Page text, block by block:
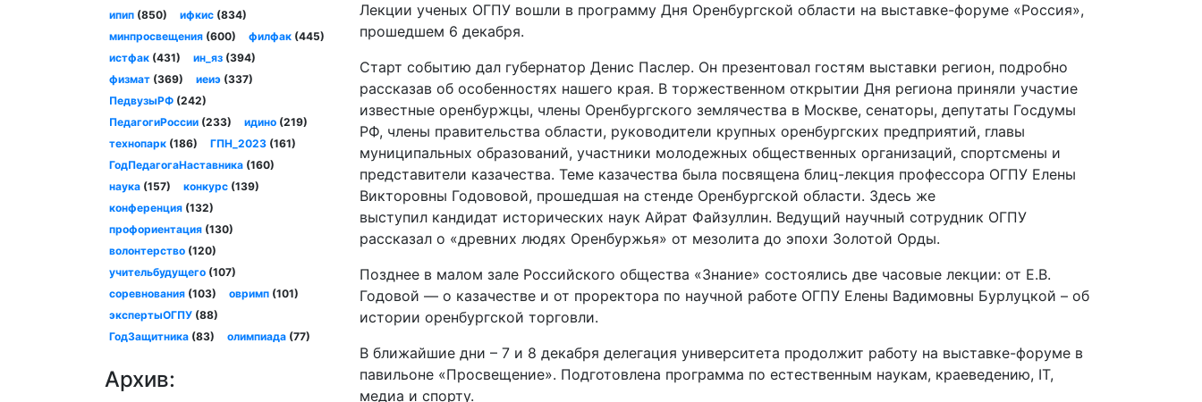
Лекции ученых ОГПУ вошли в программу Дня Оренбургской области на выставке-форуме «Россия»,
прошедшем 6 декабря.
Старт событию дал губернатор Денис Паслер. Он презентовал гостям выставки регион, подробно
рассказав об особенностях нашего края. В торжественном открытии Дня региона приняли участие
известные оренбуржцы, члены Оренбургского землячества в Москве, сенаторы, депутаты Госдумы
РФ, члены правительства области, руководители крупных оренбургских предприятий, главы
муниципальных образований, участники молодежных общественных организаций, спортсмены и
представители казачества. Теме казачества была посвящена блиц-лекция профессора ОГПУ Елены
Викторовны Годововой, прошедшая на стенде Оренбургской области. Здесь же
выступил кандидат исторических наук Айрат Файзуллин. Ведущий научный сотрудник ОГПУ
рассказал о «древних людях Оренбуржья» от мезолита до эпохи Золотой Орды.
Позднее в малом зале Российского общества «Знание» состоялись две часовые лекции: от Е.В.
Годовой — о казачестве и от проректора по научной работе ОГПУ Елены Вадимовны Бурлуцкой – об
истории оренбургской торговли.
В ближайшие дни – 7 и 8 декабря делегация университета продолжит работу на выставке-форуме в
павильоне «Просвещение». Подготовлена программа по естественным наукам, краеведению, IT,
медиа и спорту.
ипип(850) ифкис (834)
минпросвещения(600) филфак (445)
истфак(431) ин_яз (394)
физмат(369) иеиэ (337)
ПедвузыРФ(242)
ПедагогиРоссии(233) идино (219)
технопарк(186) ГПН_2023 (161)
ГодПедагогаНаставника(160)
наука(157) конкурс (139)
конференция(132)
профориентация(130)
волонтерство(120)
учительбудущего(107)
соревнования(103) овримп (101)
экспертыОГПУ(88)
ГодЗащитника(83) олимпиада (77)
Архив: